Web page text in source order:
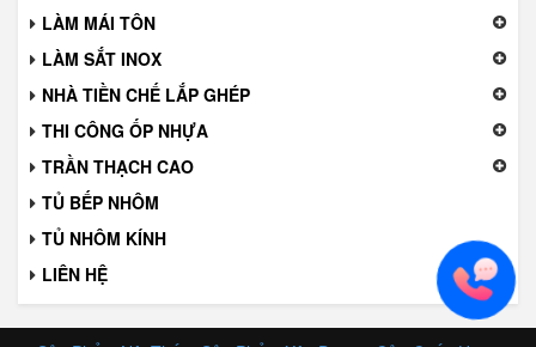
LÀM MÁI TÔN
LÀM SẮT INOX
NHÀ TIỀN CHẾ LẮP GHÉP
THI CÔNG ỐP NHỰA
TRẦN THẠCH CAO
TỦ BẾP NHÔM
TỦ NHÔM KÍNH
LIÊN HỆ